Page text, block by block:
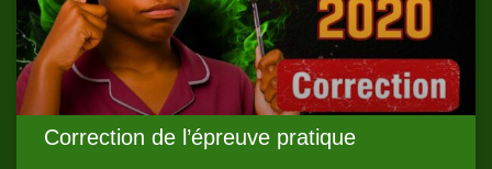
Correction de l’épreuve pratique